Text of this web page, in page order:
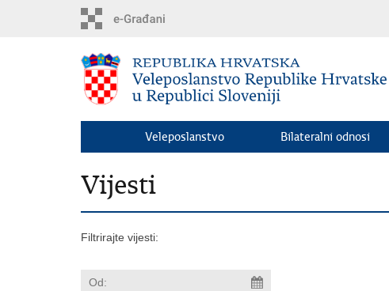
Veleposlanstvo Bilateralni odnosi
Vijesti
Filtrirajte vijesti: